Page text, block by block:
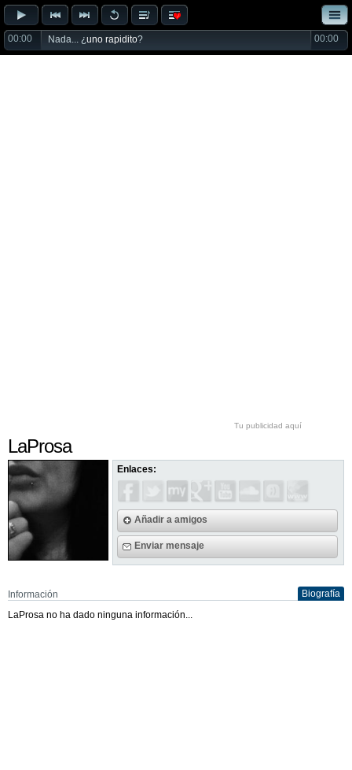
00:00 Nada... ¿uno rapidito? 00:00
Tu publicidad aquí
LaProsa
Enlaces:
Añadir a amigos
Enviar mensaje
Información
Biografía
LaProsa no ha dado ninguna información...